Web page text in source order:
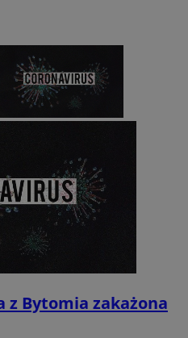
z Bytomia zakażona